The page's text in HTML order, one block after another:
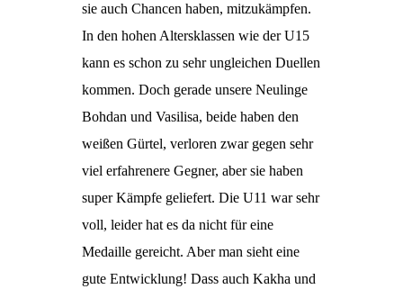
sie auch Chancen haben, mitzukämpfen.
In den hohen Altersklassen wie der U15
kann es schon zu sehr ungleichen Duellen
kommen. Doch gerade unsere Neulinge
Bohdan und Vasilisa, beide haben den
weißen Gürtel, verloren zwar gegen sehr
viel erfahrenere Gegner, aber sie haben
super Kämpfe geliefert. Die U11 war sehr
voll, leider hat es da nicht für eine
Medaille gereicht. Aber man sieht eine
gute Entwicklung! Dass auch Kakha und